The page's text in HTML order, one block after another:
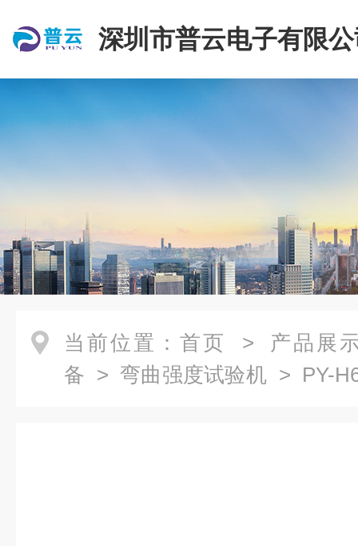
深圳市普云电子有限
当前位置： 首页 > 产品展
备 > 弯曲强度试验机 > PY-